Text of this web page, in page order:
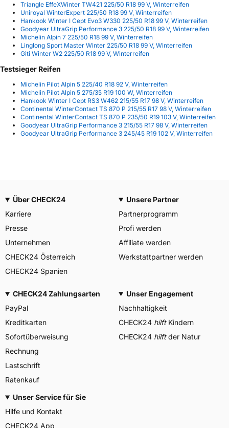
Triangle EffeXWinter TW421 225/50 R18 99 V, Winterreifen
Uniroyal WinterExpert 225/50 R18 99 V, Winterreifen
Hankook Winter I Cept Evo3 W330 225/50 R18 99 V, Winterreifen
Goodyear UltraGrip Performance 3 225/50 R18 99 V, Winterreifen
Michelin Alpin 7 225/50 R18 99 V, Winterreifen
Linglong Sport Master Winter 225/50 R18 99 V, Winterreifen
Giti Winter W2 225/50 R18 99 V, Winterreifen
Testsieger Reifen
Michelin Pilot Alpin 5 225/40 R18 92 V, Winterreifen
Michelin Pilot Alpin 5 275/35 R19 100 W, Winterreifen
Hankook Winter I Cept RS3 W462 215/55 R17 98 V, Winterreifen
Continental WinterContact TS 870 P 215/55 R17 98 V, Winterreifen
Continental WinterContact TS 870 P 235/50 R19 103 V, Winterreifen
Goodyear UltraGrip Performance 3 215/55 R17 98 V, Winterreifen
Goodyear UltraGrip Performance 3 245/45 R19 102 V, Winterreifen
Über CHECK24
Karriere
Presse
Unternehmen
CHECK24 Österreich
CHECK24 Spanien
Unsere Partner
Partnerprogramm
Profi werden
Affiliate werden
Werkstattpartner werden
CHECK24 Zahlungsarten
PayPal
Kreditkarten
Sofortüberweisung
Rechnung
Lastschrift
Ratenkauf
Unser Engagement
Nachhaltigkeit
CHECK24 hilftKindern
CHECK24 hilftder Natur
Unser Service für Sie
Hilfe und Kontakt
CHECK24 App